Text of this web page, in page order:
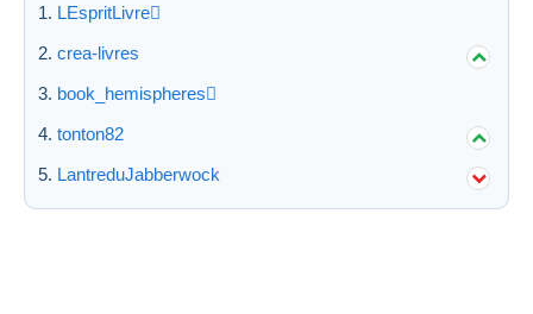
LEspritLivre
crea-livres
book_hemispheres
tonton82
LantreduJabberwock